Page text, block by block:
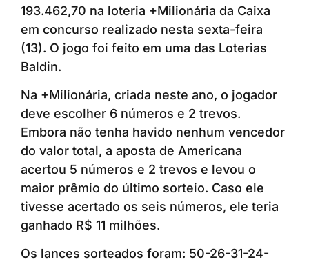
193.462,70 na loteria +Milionária da Caixa
em concurso realizado nesta sexta-feira
(13). O jogo foi feito em uma das Loterias
Baldin.
Na +Milionária, criada neste ano, o jogador
deve escolher 6 números e 2 trevos.
Embora não tenha havido nenhum vencedor
do valor total, a aposta de Americana
acertou 5 números e 2 trevos e levou o
maior prêmio do último sorteio. Caso ele
tivesse acertado os seis números, ele teria
ganhado R$ 11 milhões.
Os lances sorteados foram: 50-26-31-24-